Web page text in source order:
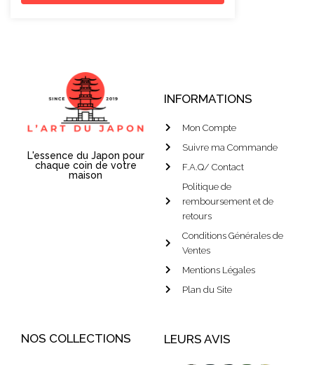
L'essence du Japon pour
chaque coin de votre
maison
INFORMATIONS
Mon Compte
Suivre ma Commande
F.A.Q/ Contact
Politique de
remboursement et de
retours
Conditions Générales de
Ventes
Mentions Légales
Plan du Site
NOS COLLECTIONS LEURS AVIS